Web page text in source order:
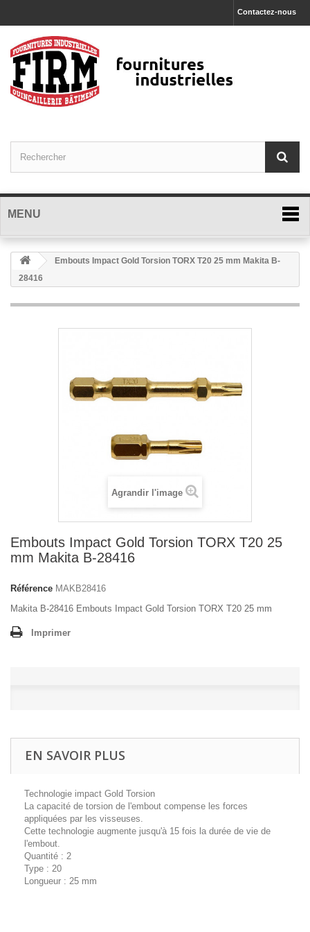
Contactez-nous
MENU
Embouts Impact Gold Torsion TORX T20 25 mm Makita B-
28416
Agrandir l'image
Embouts Impact Gold Torsion TORX T20 25
mm Makita B-28416
Référence MAKB28416
Makita B-28416 Embouts Impact Gold Torsion TORX T20 25 mm
Imprimer
EN SAVOIR PLUS
Technologie impact Gold Torsion
La capacité de torsion de l'embout compense les forces
appliquées par les visseuses.
Cette technologie augmente jusqu'à 15 fois la durée de vie de
l'embout.
Quantité : 2
Type : 20
Longueur : 25 mm